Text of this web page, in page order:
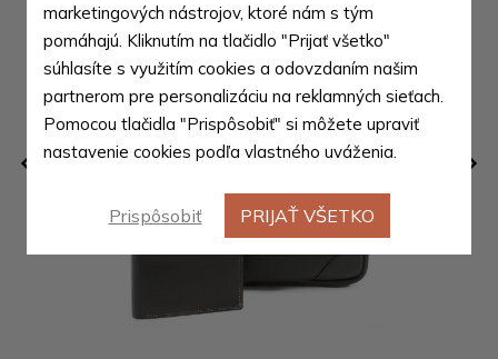
marketingových nástrojov, ktoré nám s tým
pomáhajú. Kliknutím na tlačidlo "Prijať všetko"
súhlasíte s využitím cookies a odovzdaním našim
partnerom pre personalizáciu na reklamných sieťach.
Pomocou tlačidla "Prispôsobiť" si môžete upraviť
nastavenie cookies podľa vlastného uváženia.
Prispôsobiť PRIJAŤ VŠETKO